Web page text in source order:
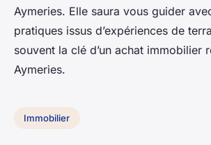
Aymeries. Elle saura vous guider
pratiques issus d’expériences de
souvent la clé d’un achat immobilier
Aymeries.
Immobilier